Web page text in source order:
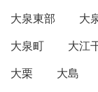
大泉東部
大
大泉町
大江
大栗
大島